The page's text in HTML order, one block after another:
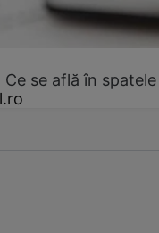
se află în spatele